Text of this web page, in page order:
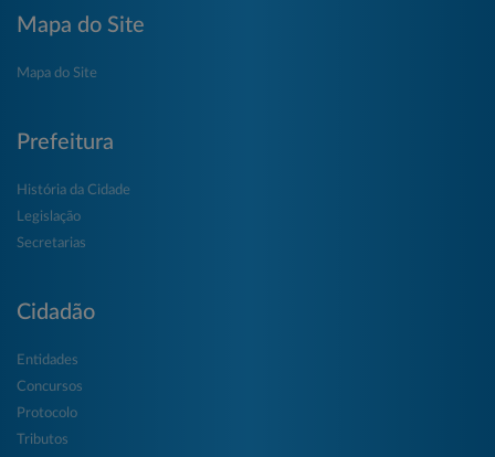
Mapa do Site
Mapa do Site
Prefeitura
História da Cidade
Legislação
Secretarias
Cidadão
Entidades
Concursos
Protocolo
Tributos